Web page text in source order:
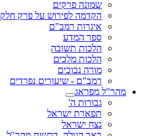
שמונה פרקים
הקדמה לפירוש על פרק חלק
איגרות רמב"ם
ספר המדע
הלכות תשובה
הלכות מלכים
מורה נבוכים
רמב"ם - שיעורים נפרדים
מהר"ל מפראג
גבורות ה'
תפארת ישראל
נצח ישראל